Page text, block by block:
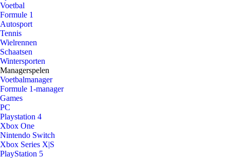
Voetbal
Formule 1
Autosport
Tennis
Wielrennen
Schaatsen
Wintersporten
Managerspelen
Voetbalmanager
Formule 1-manager
Games
PC
Playstation 4
Xbox One
Nintendo Switch
Xbox Series X|S
PlayStation 5